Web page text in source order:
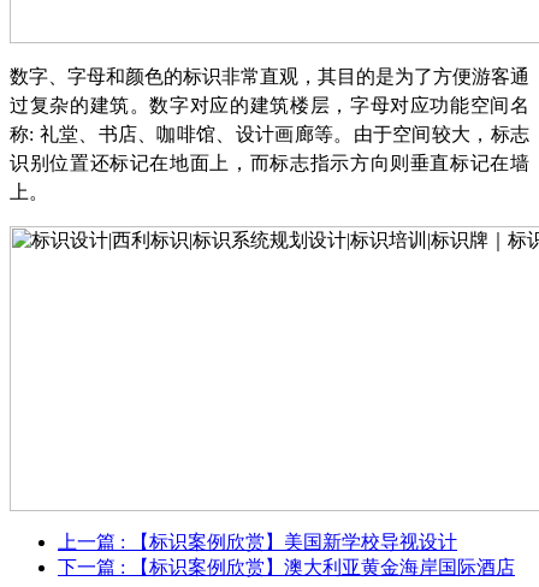
数字、字母和颜色的标识非常直观，其目的是为了方便游客通
过复杂的建筑。数字对应的建筑楼层，字母对应功能空间名
称: 礼堂、书店、咖啡馆、设计画廊等。由于空间较大，标志
识别位置还标记在地面上，而标志指示方向则垂直标记在墙
上。
上一篇 : 【标识案例欣赏】美国新学校导视设计
下一篇 : 【标识案例欣赏】澳大利亚黄金海岸国际酒店